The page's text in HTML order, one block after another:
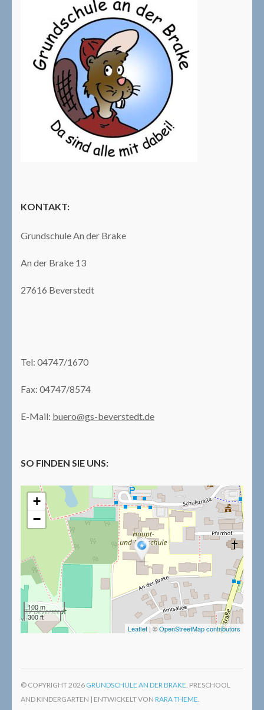
KONTAKT:
Grundschule An der Brake
An der Brake 13
27616 Beverstedt
Tel: 04747/1670
Fax: 04747/8574
E-Mail: buero@gs-beverstedt.de
SO FINDEN SIE UNS:
+
−
100 m
300 ft
Leaflet | ©OpenStreetMap contributors
© COPYRIGHT 2026 GRUNDSCHULE AN DER BRAKE . PRESCHOOL
AND KINDERGARTEN | ENTWICKELT VON RARA THEME